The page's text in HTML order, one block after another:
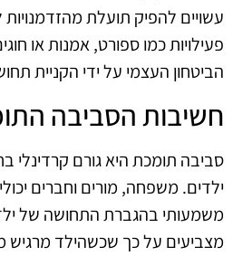
עשויים להפיק תועלת
פעילויות כמו ספורט, אמנות או
הביטחון העצמי על ידי הקניית
חשיבות הסביבה
סביבה תומכת היא גורם קרדינלי
ילדים. משפחה, מורים וחברים
משמעותי בהגברת התחושה של
מצביעים על כך שכשהילד מרגיש